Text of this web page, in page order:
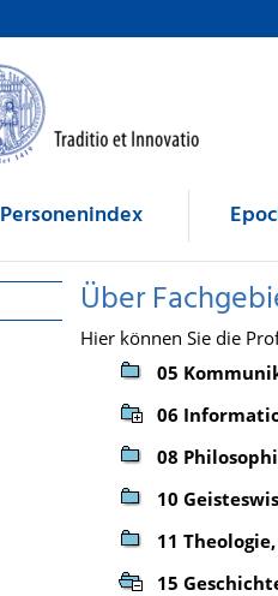
Personenindex
Über
Hier können Sie die
05
06
08
10
11
15